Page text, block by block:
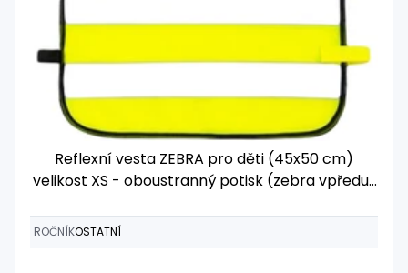
Reflexní vesta ZEBRA pro děti (45x50 cm)
velikost XS - oboustranný potisk (zebra vpředu i
ROČNÍKOSTATNÍ